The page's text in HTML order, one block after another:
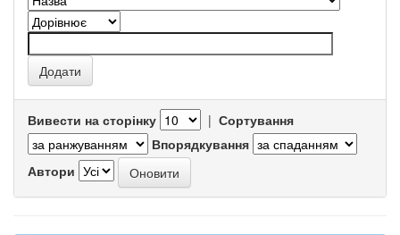
Вивести на сторінку | Сортування
Впорядкування
Автори